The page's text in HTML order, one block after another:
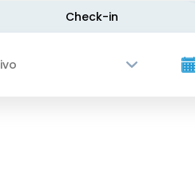
Check-in